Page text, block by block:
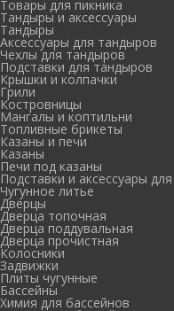
Товары для пикника
Тандыры и аксессуары
Тандыры
Аксессуары для тандыров
Чехлы для тандыров
Подставки для тандыров
Крышки и колпачки
Грили
Костровницы
Мангалы и коптильни
Топливные брикеты
Казаны и печи
Казаны
Печи под казаны
Подставки и аксессуары
Чугунное литье
Дверцы
Дверца топочная
Дверца поддувальная
Дверца прочистная
Колосники
Задвижки
Плиты чугунные
Бассейны
Химия для бассейнов